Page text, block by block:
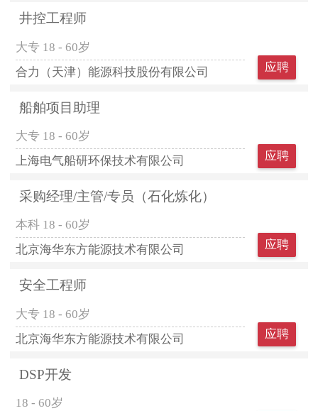
井控工程师
大专 18 - 60岁
合力（天津）能源科技股份有限公司
应聘
船舶项目助理
大专 18 - 60岁
上海电气船研环保技术有限公司
应聘
采购经理/主管/专员（石化炼化）
本科 18 - 60岁
北京海华东方能源技术有限公司
应聘
安全工程师
大专 18 - 60岁
北京海华东方能源技术有限公司
应聘
DSP开发
18 - 60岁